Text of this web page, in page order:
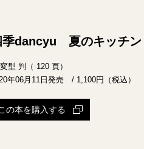
季dancyu 夏のキッチン
型 判（ 120 頁）
年06月11日発売 / 1,100円（税込）
の本を購入する